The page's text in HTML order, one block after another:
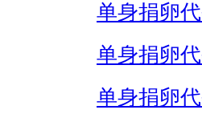
单身捐卵
单身捐卵
单身捐卵